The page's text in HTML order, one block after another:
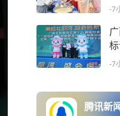
-7
-7
腾讯新